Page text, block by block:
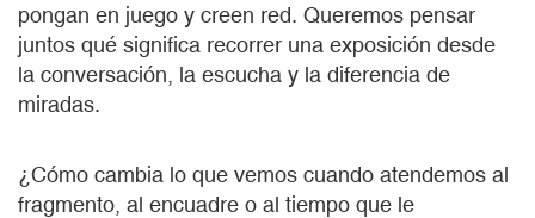
pongan en juego y creen red. Queremos pensar
juntos qué significa recorrer una exposición desde
la conversación, la escucha y la diferencia de
miradas.
¿Cómo cambia lo que vemos cuando atendemos al
fragmento, al encuadre o al tiempo que le